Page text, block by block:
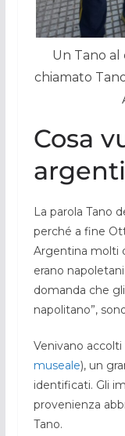
Un Tano al
chiamato
Cosa
La parola Tano
perché a fine
Argentina molti
erano
domanda che
napolitano”,
Venivano accolti
museale), un
identificati. Gli
provenienza
Tano.